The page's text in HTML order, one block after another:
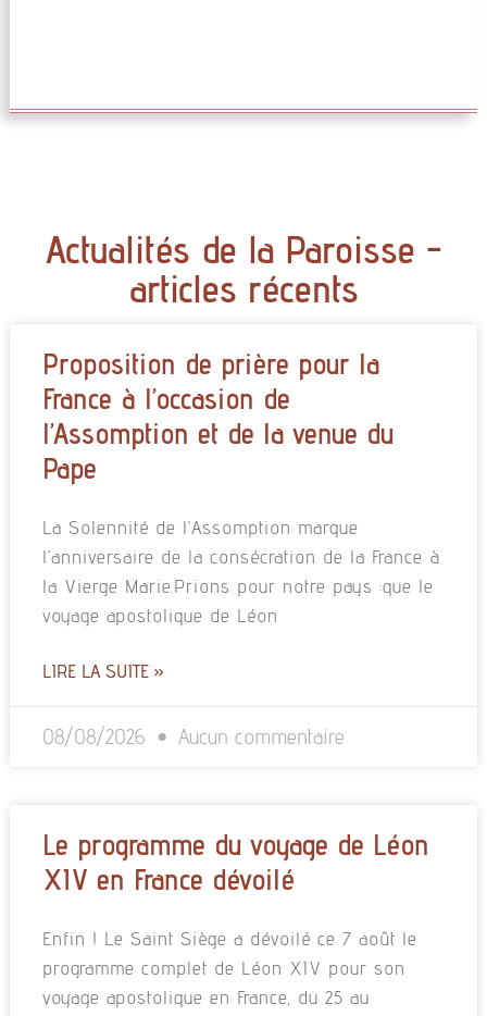
Actualités de la Paroisse -
articles récents
Proposition de prière pour la
France à l’occasion de
l’Assomption et de la venue du
Pape
La Solennité de l’Assomption marque
l’anniversaire de la consécration de la France à
la Vierge Marie.Prions pour notre pays :que le
voyage apostolique de Léon
LIRE LA SUITE »
08/08/2026 Aucun commentaire
Le programme du voyage de Léon
XIV en France dévoilé
Enfin ! Le Saint Siège a dévoilé ce 7 août le
programme complet de Léon XIV pour son
voyage apostolique en France, du 25 au